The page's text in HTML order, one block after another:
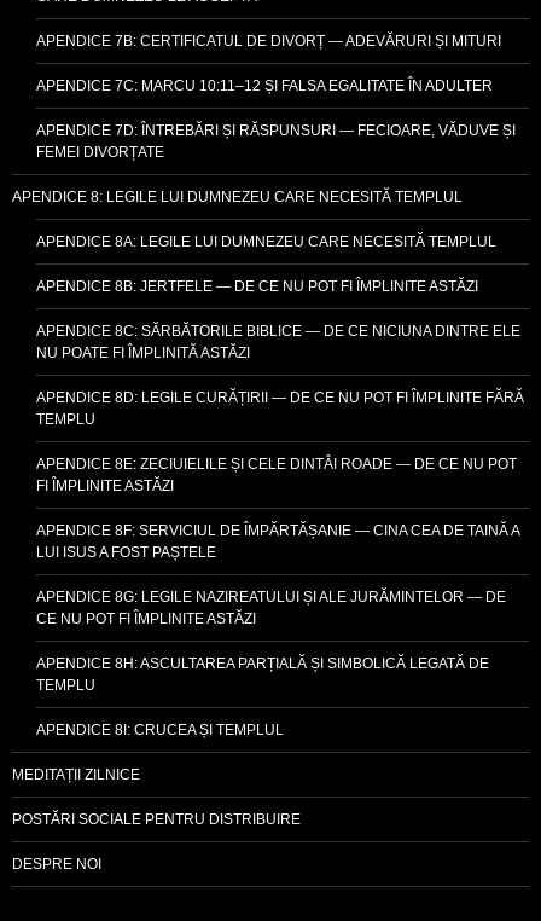
APENDICE 7B: CERTIFICATUL DE DIVORȚ — ADEVĂRURI ȘI MITURI
APENDICE 7C: MARCU 10:11–12 ȘI FALSA EGALITATE ÎN ADULTER
APENDICE 7D: ÎNTREBĂRI ȘI RĂSPUNSURI — FECIOARE, VĂDUVE ȘI
FEMEI DIVORȚATE
APENDICE 8: LEGILE LUI DUMNEZEU CARE NECESITĂ TEMPLUL
APENDICE 8A: LEGILE LUI DUMNEZEU CARE NECESITĂ TEMPLUL
APENDICE 8B: JERTFELE — DE CE NU POT FI ÎMPLINITE ASTĂZI
APENDICE 8C: SĂRBĂTORILE BIBLICE — DE CE NICIUNA DINTRE ELE
NU POATE FI ÎMPLINITĂ ASTĂZI
APENDICE 8D: LEGILE CURĂȚIRII — DE CE NU POT FI ÎMPLINITE FĂRĂ
TEMPLU
APENDICE 8E: ZECIUIELILE ȘI CELE DINTÂI ROADE — DE CE NU POT
FI ÎMPLINITE ASTĂZI
APENDICE 8F: SERVICIUL DE ÎMPĂRTĂȘANIE — CINA CEA DE TAINĂ A
LUI ISUS A FOST PAȘTELE
APENDICE 8G: LEGILE NAZIREATULUI ȘI ALE JURĂMINTELOR — DE
CE NU POT FI ÎMPLINITE ASTĂZI
APENDICE 8H: ASCULTAREA PARȚIALĂ ȘI SIMBOLICĂ LEGATĂ DE
TEMPLU
APENDICE 8I: CRUCEA ȘI TEMPLUL
MEDITAȚII ZILNICE
POSTĂRI SOCIALE PENTRU DISTRIBUIRE
DESPRE NOI